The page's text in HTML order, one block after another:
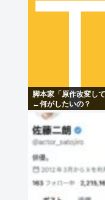
脚本家「原作改変し
←何がしたいの？